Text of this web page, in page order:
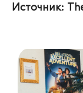
Источник: